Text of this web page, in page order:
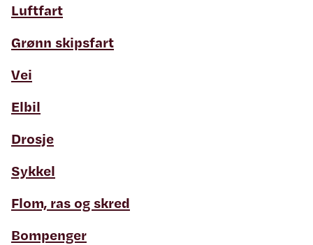
Luftfart
Grønn skipsfart
Vei
Elbil
Drosje
Sykkel
Flom, ras og skred
Bompenger